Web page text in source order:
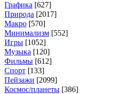
Графика [627]
Природа [2017]
Макро [570]
Минимализм [552]
Игры [1052]
Музыка [120]
Фильмы [612]
Спорт [133]
Пейзажи [2099]
Космос/планеты [386]